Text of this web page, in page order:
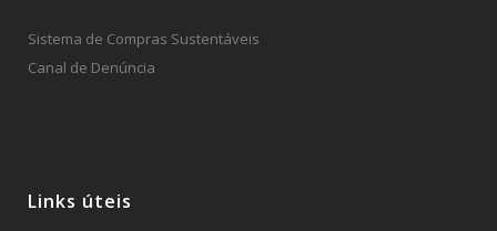
Sistema de Compras Sustentáveis
Canal de Denúncia
Links úteis